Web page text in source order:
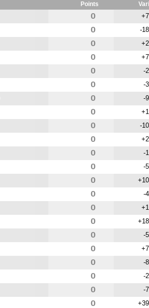
Points
0 +7
0 -18
0 +2
0 +7
0 -2
0 -3
0 -9
0 +1
0 -10
0 +2
0 -1
0 -5
0 +10
0 -4
0 +1
0 +18
0 -5
0 +7
0 -8
0 -2
0 -7
0 +39